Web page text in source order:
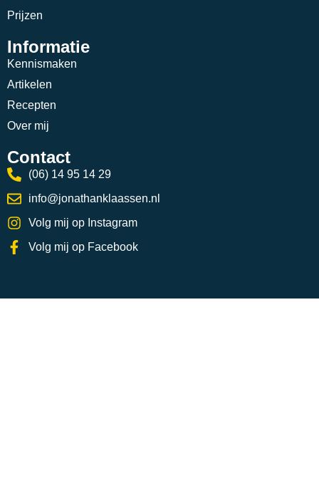
Prijzen
Informatie
Kennismaken
Artikelen
Recepten
Over mij
Contact
(06) 14 95 14 29
info@jonathanklaassen.nl
Volg mij op Instagram
Volg mij op Facebook